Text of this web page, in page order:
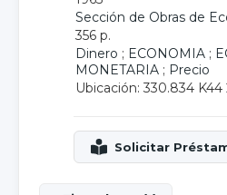
Sección de Obras de
356 p.
Dinero ; ECONOMIA ;
MONETARIA ; Precio
Ubicación: 330.834 K44